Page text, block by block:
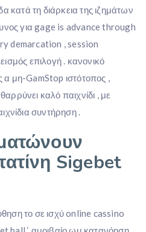
κατά τη διάρκεια της ιζημάτων
για gage is advance through
demarcation , session
επιλογή . κανονικό
μη-GamStop ιστότοπος ,
καλό παιχνίδι , με
συντήρηση .
Sigebet
το σε ισχύ online cassino